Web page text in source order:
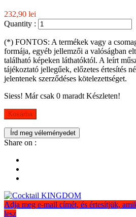
232,90 lei
Quantity :
(*) FONTOS: A termékek vagy a
formája, egyéb jellemzői a valóságban
található képeken láthatóktól. A leírt
tájékoztató jellegűek, előzetes értesítés
jelentenek szerződéses kötelezettséget.
Siess! Már csak 0 maradt Készleten!
Kosárba
Írd meg véleményedet
Share on :
Adja meg e-mail címét, és értesítjük,
lesz